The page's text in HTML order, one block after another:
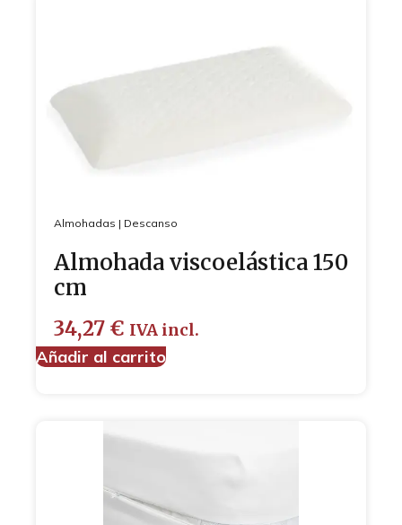
Almohadas | Descanso
Almohada viscoelástica 150
cm
34,27 € IVA incl.
Añadir al carrito